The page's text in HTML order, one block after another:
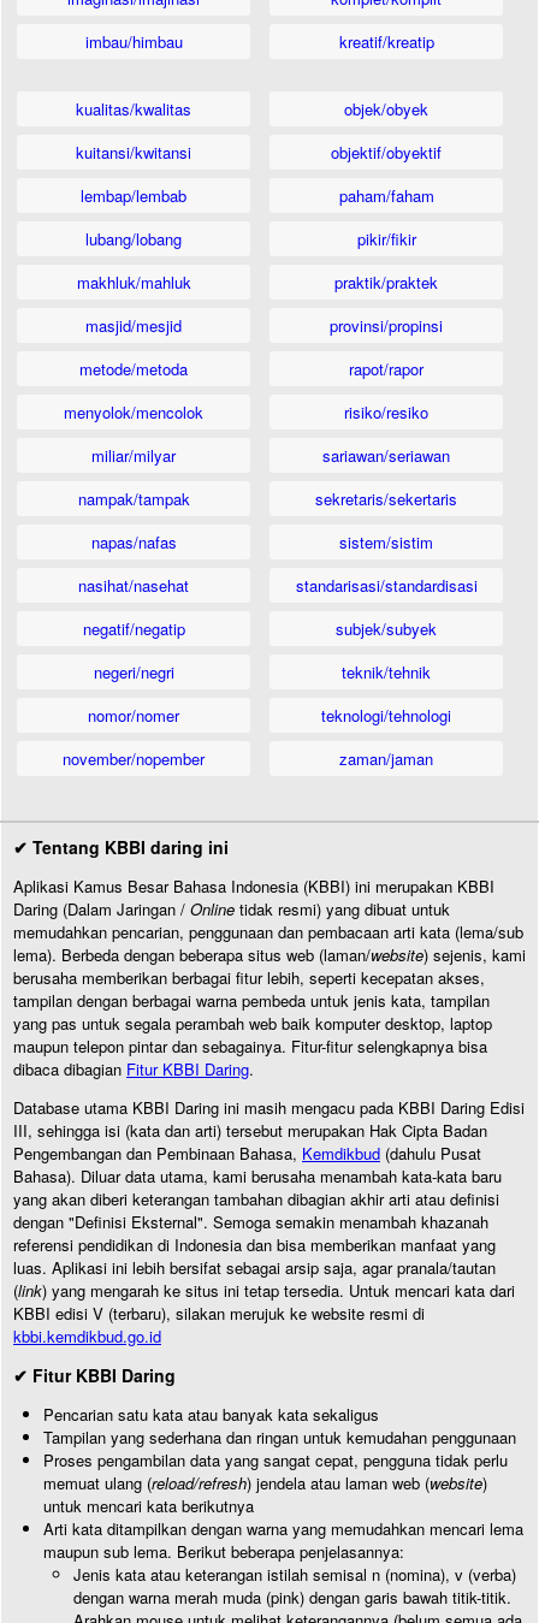
imbau/himbau
kreatif/kreatip
kualitas/kwalitas
kuitansi/kwitansi
lembap/lembab
lubang/lobang
makhluk/mahluk
masjid/mesjid
metode/metoda
menyolok/mencolok
miliar/milyar
nampak/tampak
napas/nafas
nasihat/nasehat
negatif/negatip
negeri/negri
nomor/nomer
november/nopember
objek/obyek
objektif/obyektif
paham/faham
pikir/fikir
praktik/praktek
provinsi/propinsi
rapot/rapor
risiko/resiko
sariawan/seriawan
sekretaris/sekertaris
sistem/sistim
standarisasi/standardisasi
subjek/subyek
teknik/tehnik
teknologi/tehnologi
zaman/jaman
✔ Tentang KBBI daring ini
Aplikasi Kamus Besar Bahasa Indonesia (KBBI) ini merupakan KBBI
Daring (Dalam Jaringan / Online tidak resmi) yang dibuat untuk
memudahkan pencarian, penggunaan dan pembacaan arti kata (lema/sub
lema). Berbeda dengan beberapa situs web (laman/website) sejenis, kami
berusaha memberikan berbagai fitur lebih, seperti kecepatan akses,
tampilan dengan berbagai warna pembeda untuk jenis kata, tampilan
yang pas untuk segala perambah web baik komputer desktop, laptop
maupun telepon pintar dan sebagainya. Fitur-fitur selengkapnya bisa
dibaca dibagian Fitur KBBI Daring.
Database utama KBBI Daring ini masih mengacu pada KBBI Daring Edisi
III, sehingga isi (kata dan arti) tersebut merupakan Hak Cipta Badan
Pengembangan dan Pembinaan Bahasa, Kemdikbud (dahulu Pusat
Bahasa). Diluar data utama, kami berusaha menambah kata-kata baru
yang akan diberi keterangan tambahan dibagian akhir arti atau definisi
dengan "Definisi Eksternal". Semoga semakin menambah khazanah
referensi pendidikan di Indonesia dan bisa memberikan manfaat yang
luas. Aplikasi ini lebih bersifat sebagai arsip saja, agar pranala/tautan
(link) yang mengarah ke situs ini tetap tersedia. Untuk mencari kata dari
KBBI edisi V (terbaru), silakan merujuk ke website resmi di
kbbi.kemdikbud.go.id
✔ Fitur KBBI Daring
Pencarian satu kata atau banyak kata sekaligus
Tampilan yang sederhana dan ringan untuk kemudahan penggunaan
Proses pengambilan data yang sangat cepat, pengguna tidak perlu
memuat ulang (reload/refresh) jendela atau laman web (website)
untuk mencari kata berikutnya
Arti kata ditampilkan dengan warna yang memudahkan mencari lema
maupun sub lema. Berikut beberapa penjelasannya:
Jenis kata atau keterangan istilah semisal n (nomina), v (verba)
dengan warna merah muda (pink) dengan garis bawah titik-titik.